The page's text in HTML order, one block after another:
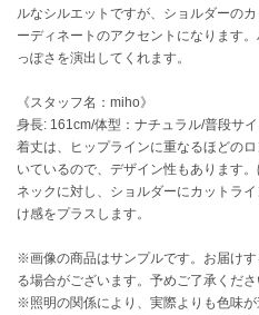
emmi atelier
エミ アトリエ
emmi yoga
エミヨガ
ETRÉ TOKYO
エトレトウキョウ
アイ
ルなシルエットですが、ショルダーの
ーディネートのアクセントになります
っぽさを演出してくれます。
《スタッフ名：miho》
身長: 161cm/体型：ナチュラル/普段サ
着丈は、ヒップラインに重なるほどの
いているので、デザイン性もあります
ネックに対し、ショルダーにカットラ
け感をプラスします。
※画像の商品はサンプルです。お届け
る場合がございます。予めご了承くださ
※照明の関係により、実際よりも色味が